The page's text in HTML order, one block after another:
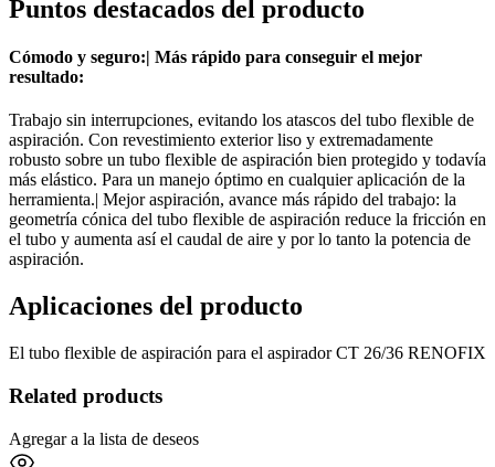
Puntos destacados del producto
Cómodo y seguro:| Más rápido para conseguir el mejor
resultado:
Trabajo sin interrupciones, evitando los atascos del tubo flexible de
aspiración. Con revestimiento exterior liso y extremadamente
robusto sobre un tubo flexible de aspiración bien protegido y todavía
más elástico. Para un manejo óptimo en cualquier aplicación de la
herramienta.| Mejor aspiración, avance más rápido del trabajo: la
geometría cónica del tubo flexible de aspiración reduce la fricción en
el tubo y aumenta así el caudal de aire y por lo tanto la potencia de
aspiración.
Aplicaciones del producto
El tubo flexible de aspiración para el aspirador CT 26/36 RENOFIX
Related products
Agregar a la lista de deseos